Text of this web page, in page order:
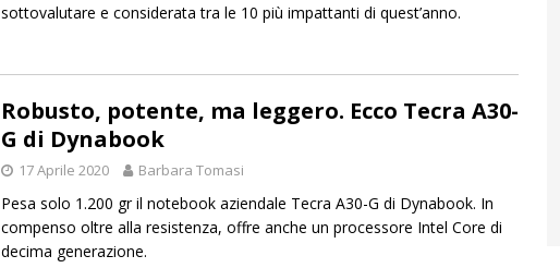
sottovalutare e considerata tra le 10 più impattanti di quest’anno.
Robusto, potente, ma leggero. Ecco Tecra A30-
G di Dynabook
17 Aprile 2020 Barbara Tomasi
Pesa solo 1.200 gr il notebook aziendale Tecra A30-G di Dynabook. In
compenso oltre alla resistenza, offre anche un processore Intel Core di
decima generazione.